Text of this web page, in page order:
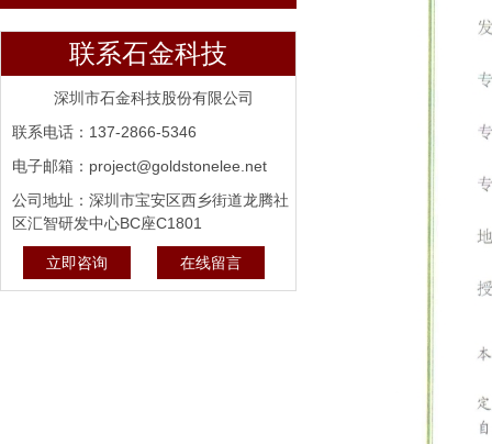
联系石金科技
深圳市石金科技股份有限公司
联系电话：137-2866-5346
电子邮箱：project@goldstonelee.net
公司地址：深圳市宝安区西乡街道龙腾社
区汇智研发中心BC座C1801
立即咨询 在线留言